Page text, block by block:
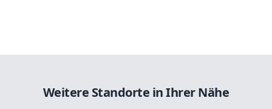
Weitere Standorte in Ihrer Nähe